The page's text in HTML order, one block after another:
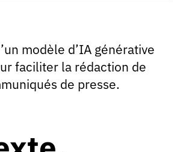
modèle d’IA générative
faciliter la rédaction de
de presse.